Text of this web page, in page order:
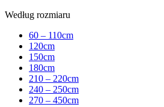
Według rozmiaru
60 – 110cm
120cm
150cm
180cm
210 – 220cm
240 – 250cm
270 – 450cm